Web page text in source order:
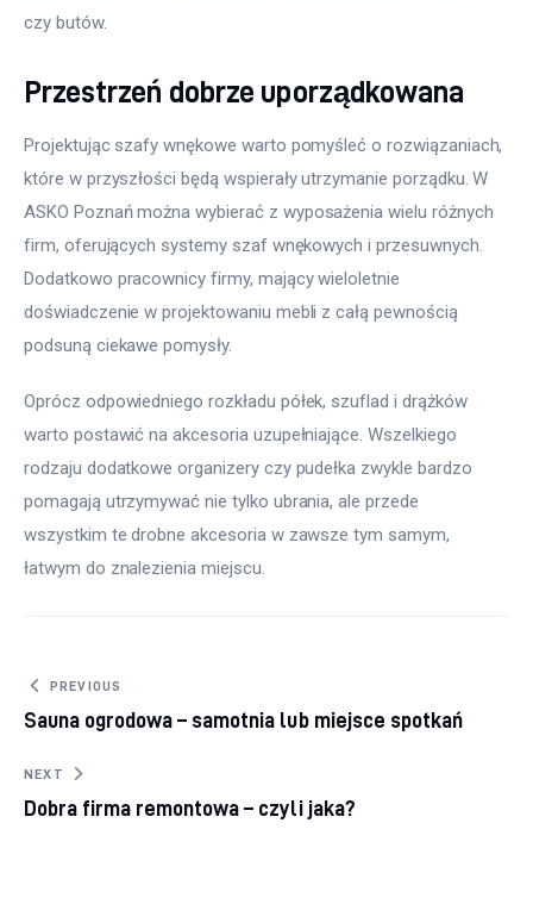
czy butów.
Przestrzeń dobrze uporządkowana
Projektując szafy wnękowe warto pomyśleć o rozwiązaniach,
które w przyszłości będą wspierały utrzymanie porządku. W
ASKO Poznań można wybierać z wyposażenia wielu różnych
firm, oferujących systemy szaf wnękowych i przesuwnych.
Dodatkowo pracownicy firmy, mający wieloletnie
doświadczenie w projektowaniu mebli z całą pewnością
podsuną ciekawe pomysły.
Oprócz odpowiedniego rozkładu półek, szuflad i drążków
warto postawić na akcesoria uzupełniające. Wszelkiego
rodzaju dodatkowe organizery czy pudełka zwykle bardzo
pomagają utrzymywać nie tylko ubrania, ale przede
wszystkim te drobne akcesoria w zawsze tym samym,
łatwym do znalezienia miejscu.
Nawigacja
wpisu
PREVIOUS
Sauna ogrodowa – samotnia lub miejsce spotkań
NEXT
Dobra firma remontowa – czyli jaka?